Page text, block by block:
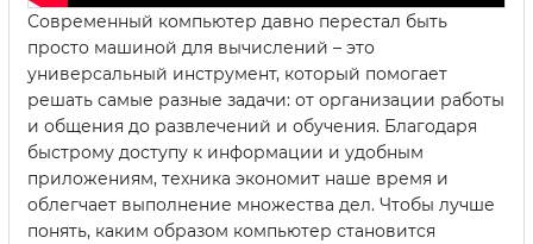
Современный компьютер давно перестал быть
просто машиной для вычислений – это
универсальный инструмент, который помогает
решать самые разные задачи: от организации работы
и общения до развлечений и обучения. Благодаря
быстрому доступу к информации и удобным
приложениям, техника экономит наше время и
облегчает выполнение множества дел. Чтобы лучше
понять, каким образом компьютер становится